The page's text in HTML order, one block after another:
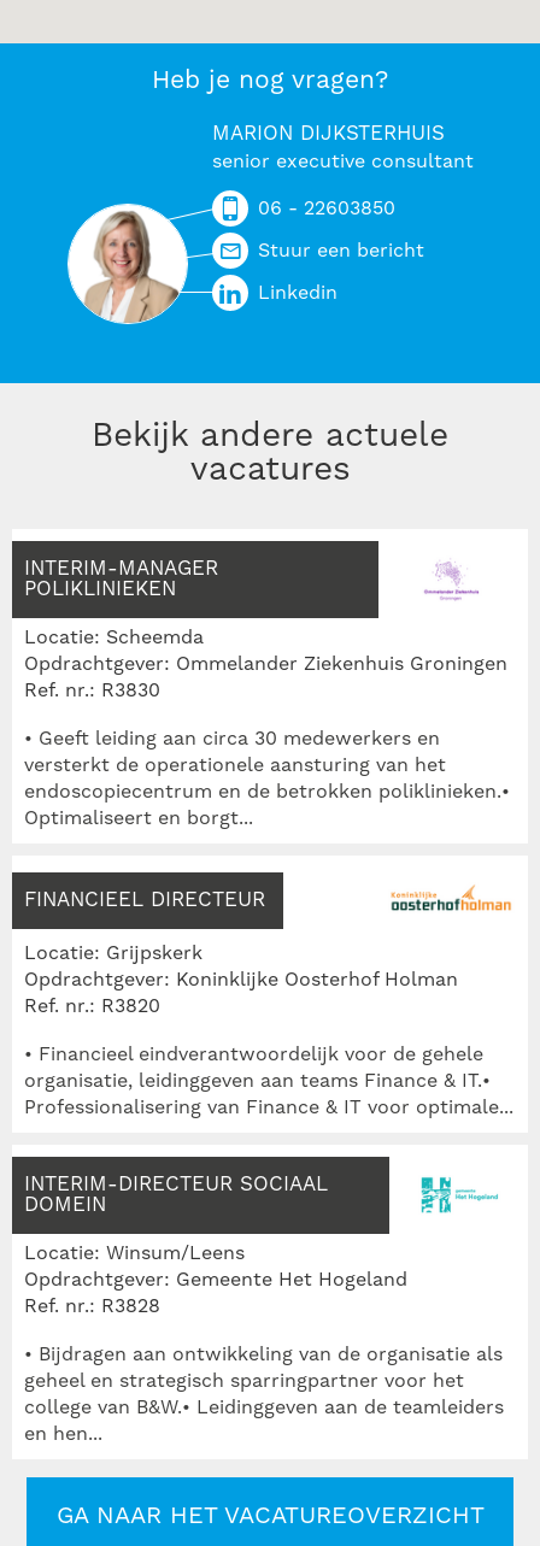
Heb je nog vragen?
MARION DIJKSTERHUIS
senior executive consultant
06 - 22603850
Stuur een bericht
Linkedin
Bekijk andere actuele
vacatures
INTERIM-MANAGER
POLIKLINIEKEN
Locatie: Scheemda
Opdrachtgever: Ommelander Ziekenhuis Groningen
Ref. nr.: R3830
• Geeft leiding aan circa 30 medewerkers en
versterkt de operationele aansturing van het
endoscopiecentrum en de betrokken poliklinieken.•
Optimaliseert en borgt...
FINANCIEEL DIRECTEUR
Locatie: Grijpskerk
Opdrachtgever: Koninklijke Oosterhof Holman
Ref. nr.: R3820
• Financieel eindverantwoordelijk voor de gehele
organisatie, leidinggeven aan teams Finance & IT.•
Professionalisering van Finance & IT voor optimale...
INTERIM-DIRECTEUR SOCIAAL
DOMEIN
Locatie: Winsum/Leens
Opdrachtgever: Gemeente Het Hogeland
Ref. nr.: R3828
• Bijdragen aan ontwikkeling van de organisatie als
geheel en strategisch sparringpartner voor het
college van B&W.• Leidinggeven aan de teamleiders
en hen...
GA NAAR HET VACATUREOVERZICHT